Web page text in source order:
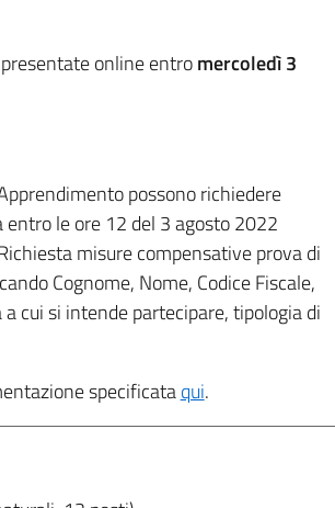
online entromercoledì 3
possono richiedere
le ore 12 del 3 agosto 2022
misure compensative prova di
Cognome, Nome, Codice Fiscale,
cui si intende partecipare, tipologia di
specificataqui.